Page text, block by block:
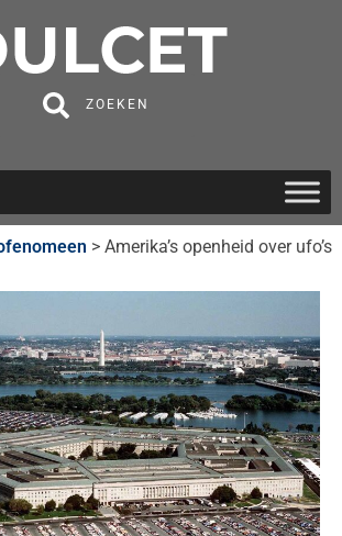
ZOEKEN
> Amerika’s openheid over ufo’s